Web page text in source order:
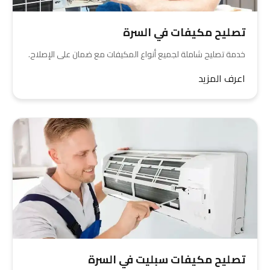
تصليح مكيفات في السرة
خدمة تصليح شاملة لجميع أنواع المكيفات مع ضمان على الإصلاح.
اعرف المزيد
تصليح مكيفات سبليت في السرة